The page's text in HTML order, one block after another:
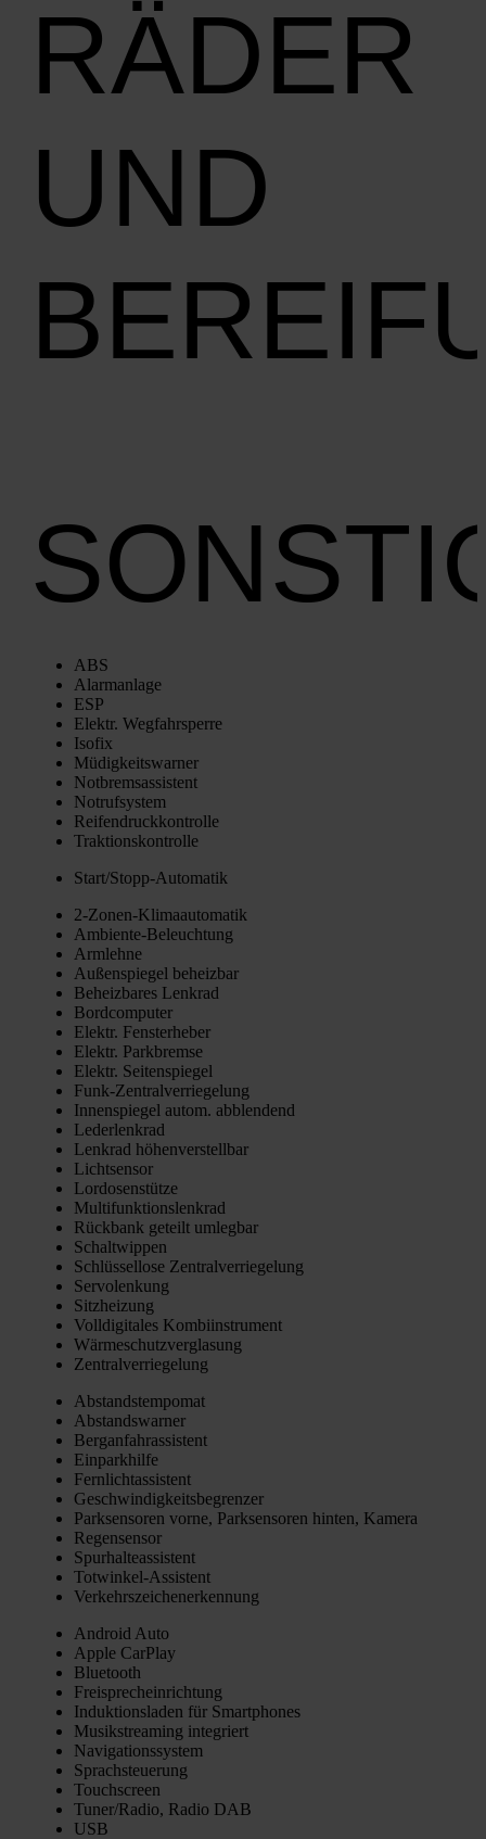
RÄDER
UND
ABS
Alarm­an­la­ge
ESP
Elektr. Weg­fahr­sper­re
Iso­fix
Müdig­keits­war­ner
Not­brems­as­sis­tent
Not­ruf­sys­tem
Rei­fen­druck­kon­trol­le
Trak­ti­ons­kon­trol­le
Star­t/­Stopp-Auto­ma­tik
2‑Zo­nen-Kli­ma­au­to­ma­tik
Ambi­en­te-Beleuch­tung
Arm­leh­ne
Außen­spie­gel beheiz­bar
Beheiz­ba­res Lenk­rad
Bord­com­pu­ter
Elektr. Fens­ter­he­ber
Elektr. Park­brem­se
Elektr. Sei­ten­spie­gel
Funk-Zen­tral­ver­rie­ge­lung
Innen­spie­gel autom. abblen­dend
Leder­lenk­rad
Lenk­rad höhen­ver­stell­bar
Licht­sen­sor
Lor­do­sen­stüt­ze
Mul­ti­funk­ti­ons­lenk­rad
Rück­bank geteilt umleg­bar
Schalt­wip­pen
Schlüs­sel­lo­se Zen­tral­ver­rie­ge­lung
Ser­vo­len­kung
Sitz­hei­zung
Voll­di­gi­ta­les Kom­bi­in­stru­ment
Wär­me­schutz­ver­gla­sung
Zen­tral­ver­rie­ge­lung
Abstands­tem­po­mat
Abstands­war­ner
Berg­an­fahr­as­sis­tent
Ein­park­hil­fe
Fern­licht­as­sis­tent
Geschwin­dig­keits­be­gren­zer
Park­sen­so­ren vor­ne, Park­sen­so­ren hin­ten, Kame­ra
Regen­sen­sor
Spur­hal­te­as­sis­tent
Tot­win­kel-Assis­tent
Ver­kehrs­zei­chen­er­ken­nung
Android Auto
Apple Car­Play
Blue­tooth
Frei­sprech­ein­rich­tung
Induk­ti­ons­la­den für Smart­phones
Musik­strea­ming inte­griert
Navi­ga­ti­ons­sys­tem
Sprach­steue­rung
Touch­screen
Tuner/Radio, Radio DAB
USB